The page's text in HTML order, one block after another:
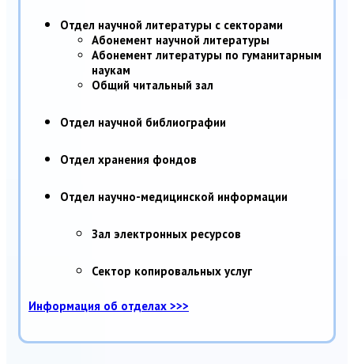
Отдел научной литературы с секторами
Абонемент научной литературы
Абонемент литературы по гуманитарным
наукам
Общий читальный зал
Отдел научной библиографии
Отдел хранения фондов
Отдел научно-медицинской информации
Зал электронных ресурсов
Сектор копировальных услуг
Информация об отделах >>>